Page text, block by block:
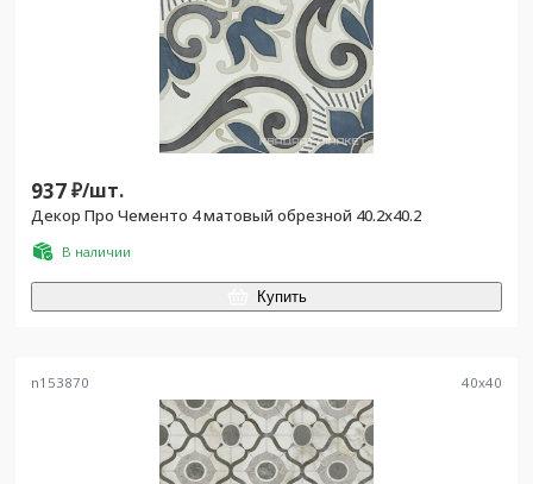
937₽/шт.
Декор Про Чементо 4 матовый обрезной 40.2x40.2
В наличии
Купить
n153870 40x40